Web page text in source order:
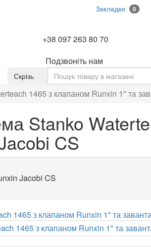
Закладки 0
+38 097 263 80 70
Подзвоніть нам
Скрізь
1465 з клапаном Runxin 1" та
Stanko
CS
Jacobi CS